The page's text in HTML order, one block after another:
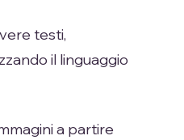
testi,
il linguaggio
a partire